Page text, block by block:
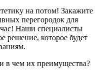
на потом! Закажите
перегородок для
Наши специалисты
решение, которое будет
в чем их преимущества?